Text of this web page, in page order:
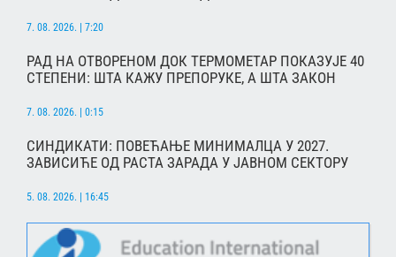
7. 08. 2026. | 7:20
РАД НА ОТВОРЕНОМ ДОК ТЕРМОМЕТАР ПОКАЗУЈЕ 40
СТЕПЕНИ: ШТА КАЖУ ПРЕПОРУКЕ, А ШТА ЗАКОН
7. 08. 2026. | 0:15
СИНДИКАТИ: ПОВЕЋАЊЕ МИНИМАЛЦА У 2027.
ЗАВИСИЋЕ ОД РАСТА ЗАРАДА У ЈАВНОМ СЕКТОРУ
5. 08. 2026. | 16:45